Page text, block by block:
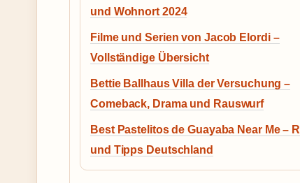
und Wohnort 2024
Filme und Serien von Jacob Elordi –
Vollständige Übersicht
Bettie Ballhaus Villa der Versuchung –
Comeback, Drama und Rauswurf
Best Pastelitos de Guayaba Near Me –
und Tipps Deutschland